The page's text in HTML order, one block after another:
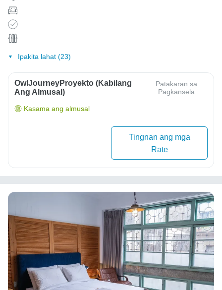
Ipakita lahat (23)
OwlJourneyProyekto (Kabilang
Ang Almusal)
Patakaran sa
Pagkansela
Kasama ang almusal
Tingnan ang mga
Rate